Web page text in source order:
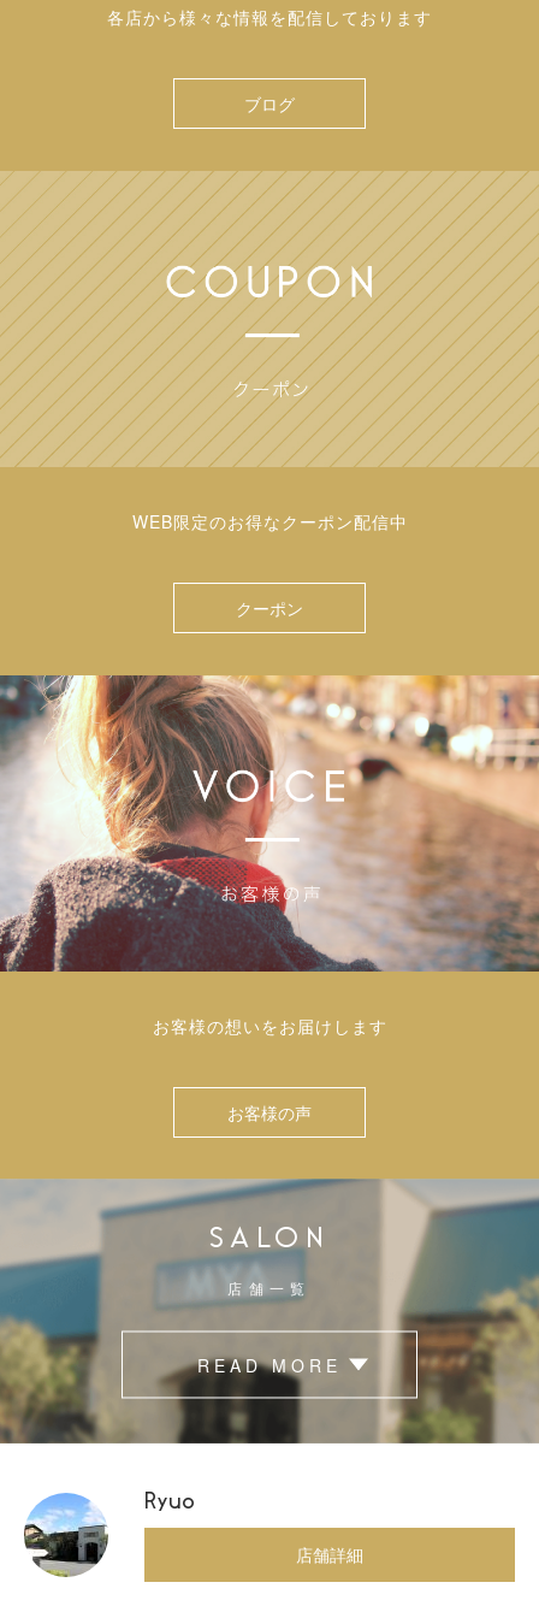
各店から様々な情報を配信しております
ブログ
WEB限定のお得なクーポン配信中
クーポン
お客様の想いをお届けします
お客様の声
SALON
店舗一覧
READ MORE
Ryuo
店舗詳細